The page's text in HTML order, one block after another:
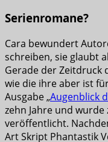
Serienromane?
Cara bewundert
schreiben, sie glaubt
Gerade der Zeitdruck
wie die ihre aber ist
Ausgabe „Augenblick
zehn Jahre und
veröffentlicht.
Art Skript Phantastik